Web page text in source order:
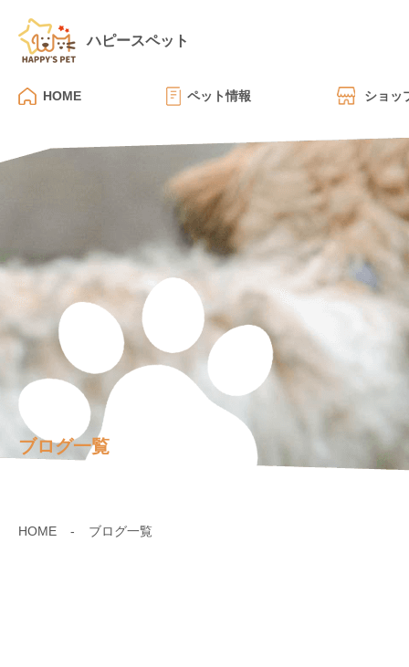
ハピースペット
HOME ペット情報 ショッ
ブログ一覧
HOME ブログ一覧